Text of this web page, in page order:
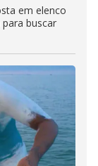
em elenco
buscar